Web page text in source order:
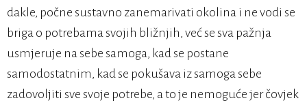
dakle, počne sustavno zanemarivati okolina i ne vodi se
briga o potrebama svojih bližnjih, već se sva pažnja
usmjeruje na sebe samoga, kad se postane
samodostatnim, kad se pokušava iz samoga sebe
zadovoljiti sve svoje potrebe, a to je nemoguće jer čovjek